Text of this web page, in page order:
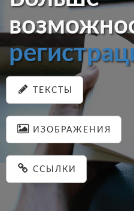
ТЕКСТЫ
ИЗОБРАЖЕНИЯ
ССЫЛКИ